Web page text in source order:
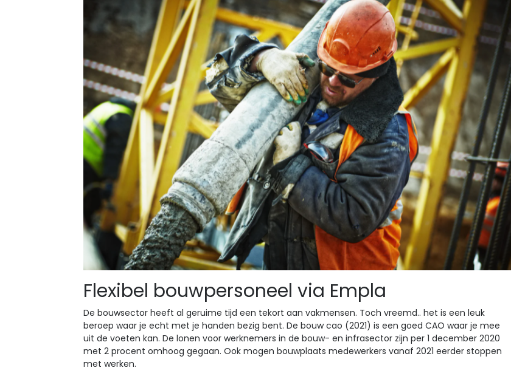
Flexibel bouwpersoneel via Empla
De bouwsector heeft al geruime tijd een tekort aan vakmensen. Toch vreemd.. het is een leuk
beroep waar je echt met je handen bezig bent. De bouw cao (2021) is een goed CAO waar je mee
uit de voeten kan. De lonen voor werknemers in de bouw- en infrasector zijn per 1 december 2020
met 2 procent omhoog gegaan. Ook mogen bouwplaats medewerkers vanaf 2021 eerder stoppen
met werken.